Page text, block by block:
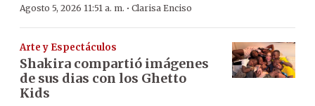
Agosto 5, 2026 11:51 a. m. · Clarisa Enciso
Arte y Espectáculos
Shakira compartió imágenes
de sus dias con los Ghetto
Kids